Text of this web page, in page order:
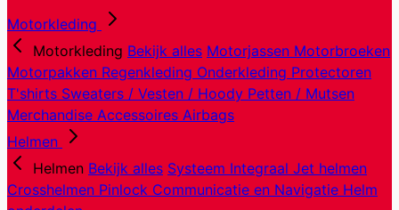
Motorkleding
Motorkleding Bekijk alles Motorjassen Motorbroeken
Motorpakken Regenkleding Onderkleding Protectoren
T'shirts Sweaters / Vesten / Hoody Petten / Mutsen
Merchandise Accessoires Airbags
Helmen
Helmen Bekijk alles Systeem Integraal Jet helmen
Crosshelmen Pinlock Communicatie en Navigatie Helm